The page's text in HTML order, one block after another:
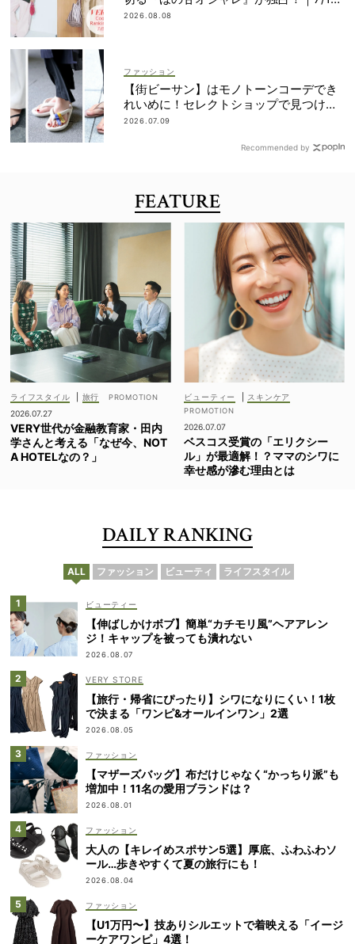
1〜20
2026.08.08
ファッション
【街ビーサン】はモノトーンコーデでき
れいめに！セレクトショップで見つける
ママ多数
2026.07.09
Recommended by
FEATURE
ライフスタイル
旅行
2026.07.27
VERY世代が金融教育家・田内
学さんと考える「なぜ今、NOT
A HOTELなの？」
ビューティー スキンケア
2026.07.07
ベスコス受賞の「エリクシー
ル」が最適解！？ママのシワに
幸せ感が滲む理由とは
DAILY RANKING
ALL ファッション ビューティ ライフスタイル
ビューティー
【伸ばしかけボブ】簡単“カチモリ風”ヘアアレン
ジ！キャップを被っても潰れない
2026.08.07
VERY STORE
【旅行・帰省にぴったり】シワになりにくい！1枚
で決まる「ワンピ&オールインワン」2選
2026.08.05
ファッション
【マザーズバッグ】布だけじゃなく“かっちり派”も
増加中！11名の愛用ブランドは？
2026.08.01
ファッション
大人の【キレイめスポサン5選】厚底、ふわふわソ
ール…歩きやすくて夏の旅行にも！
2026.08.04
ファッション
【U1万円〜】技ありシルエットで着映える「イージ
ーケアワンピ」4選！